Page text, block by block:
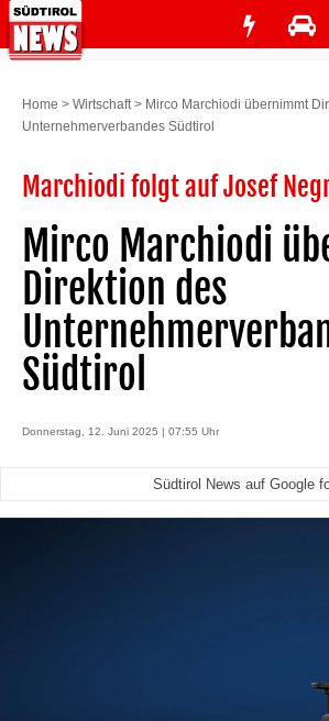
Home > Wirtschaft> Mirco Marchiodi übernimmt
Unternehmerverbandes Südtirol
Marchiodi folgt auf Josef
Mirco Marchiodi
Direktion des
Südtirol
Donnerstag, 12. Juni 2025 | 07:55 Uhr
Südtirol News auf Google